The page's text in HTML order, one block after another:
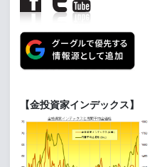
【金投資家インデックス】